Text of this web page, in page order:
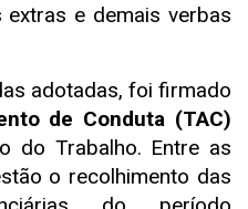
extras e demais verbas
adotadas, foi firmado
de Conduta (TAC)
do Trabalho. Entre as
o recolhimento das